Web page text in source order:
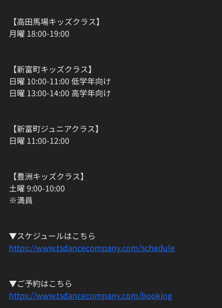
【高田馬場キッズクラス】
月曜 18:00-19:00
【新富町キッズクラス】
日曜 10:00-11:00 低学年向け
日曜 13:00-14:00 高学年向け
【新富町ジュニアクラス】
日曜 11:00-12:00
【豊洲キッズクラス】
土曜 9:00-10:00
※満員
▼スケジュールはこちら
https://www.tsdancecompany.com/schedule
▼ご予約はこちら
https://www.tsdancecompany.com/booking